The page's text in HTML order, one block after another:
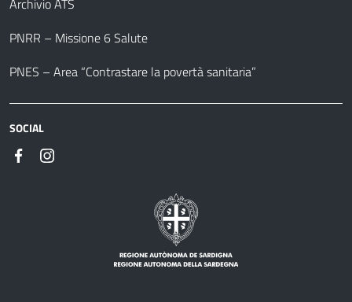
Archivio ATS
PNRR – Missione 6 Salute
PNES – Area “Contrastare la povertà sanitaria”
SOCIAL